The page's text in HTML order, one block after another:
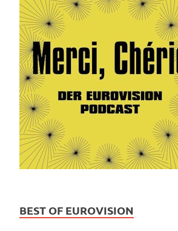
BEST OF EUROVISION